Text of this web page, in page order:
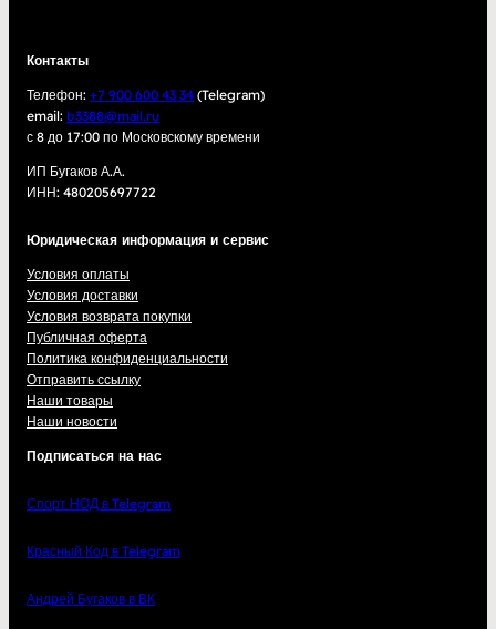
Контакты
Телефон: +7 900 600 43 34 (Telegram)
email: b3388@mail.ru
с 8 до 17:00 по Московскому времени
ИП Бугаков А.А.
ИНН: 480205697722
Юридическая информация и сервис
Условия оплаты
Условия доставки
Условия возврата покупки
Публичная оферта
Политика конфиденциальности
Отправить ссылку
Наши товары
Наши новости
Подписаться на нас
Спорт НОД в Telegram
Красный Код в Telegram
Андрей Бугаков в ВК